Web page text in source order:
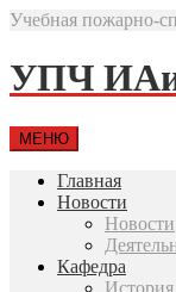
Учебная пожарно-
УПЧ
МЕНЮ
Главная
Новости
Новости
Кафедра